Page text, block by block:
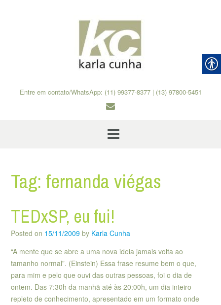
Entre em contato/WhatsApp: (11) 99377-8377 | (13) 97800-5451
Tag: fernanda viégas
TEDxSP, eu fui!
Posted on 15/11/2009 by Karla Cunha
“A mente que se abre a uma nova ideia jamais volta ao
tamanho normal”. (Einstein) Essa frase resume bem o que,
para mim e pelo que ouvi das outras pessoas, foi o dia de
ontem. Das 7:30h da manhã até às 20:00h, um dia inteiro
repleto de conhecimento, apresentado em um formato onde